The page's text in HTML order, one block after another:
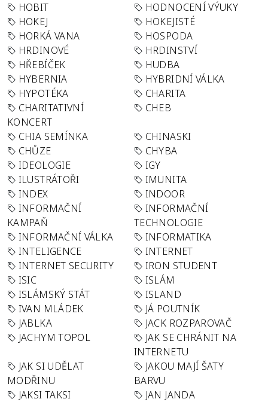
HOBIT
HODNOCENÍ VÝUKY
HOKEJ
HOKEJISTÉ
HORKÁ VANA
HOSPODA
HRDINOVÉ
HRDINSTVÍ
HŘEBÍČEK
HUDBA
HYBERNIA
HYBRIDNÍ VÁLKA
HYPOTÉKA
CHARITA
CHARITATIVNÍ
KONCERT
CHEB
CHIA SEMÍNKA
CHINASKI
CHŮZE
CHYBA
IDEOLOGIE
IGY
ILUSTRÁTOŘI
IMUNITA
INDEX
INDOOR
INFORMAČNÍ
KAMPAŇ
INFORMAČNÍ
TECHNOLOGIE
INFORMAČNÍ VÁLKA
INFORMATIKA
INTELIGENCE
INTERNET
INTERNET SECURITY
IRON STUDENT
ISIC
ISLÁM
ISLÁMSKÝ STÁT
ISLAND
IVAN MLÁDEK
JÁ POUTNÍK
JABLKA
JACK ROZPAROVAČ
JACHYM TOPOL
JAK SE CHRÁNIT NA
INTERNETU
JAK SI UDĚLAT
MODŘINU
JAKOU MAJÍ ŠATY
BARVU
JAKSI TAKSI
JAN JANDA